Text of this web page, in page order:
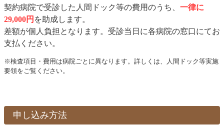
契約病院で受診した人間ドック等の費用のうち、 一律に
29,000円 を助成します。
差額が個人負担となります。受診当日に各病院の窓口にてお
支払ください。
※検査項目・費用は病院ごとに異なります。詳しくは、人間ドック等実施
要領をご覧ください。
申し込み方法